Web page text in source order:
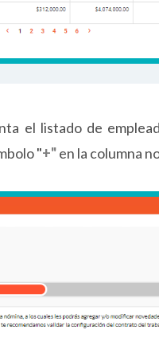
el listado de
"+"en la columna